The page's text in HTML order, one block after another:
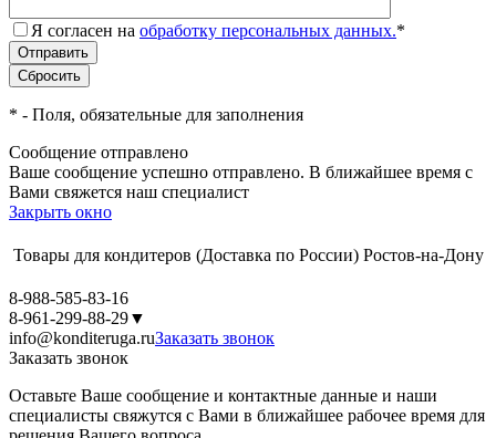
Я согласен на обработку персональных данных.*
* - Поля, обязательные для заполнения
Сообщение отправлено
Ваше сообщение успешно отправлено. В ближайшее время с
Вами свяжется наш специалист
Закрыть окно
Товары для кондитеров (Доставка по России) Ростов-на-Дону
8-988-585-83-16
8-961-299-88-29▼
info@konditeruga.ruЗаказать звонок
Заказать звонок
Оставьте Ваше сообщение и контактные данные и наши
специалисты свяжутся с Вами в ближайшее рабочее время для